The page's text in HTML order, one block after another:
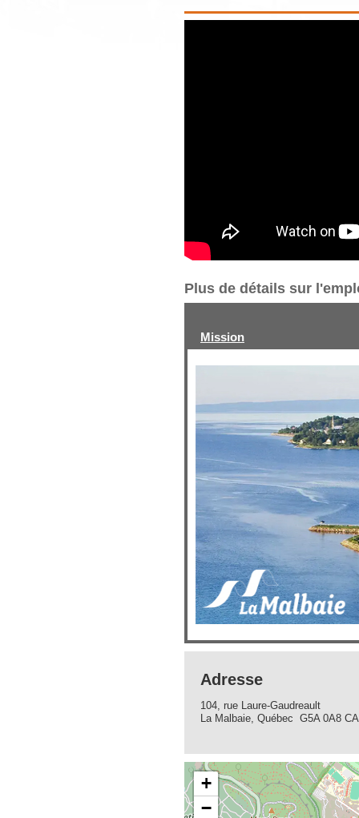
Plus de détails sur
Mission
Adresse
104, rue Laure-Gaudreault
La Malbaie, Québec G5A 0A8 CA
+
−